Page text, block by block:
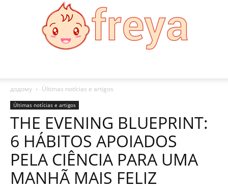
додому
Últimas notícias e artigos
Últimas notícias e artigos
THE EVENING BLUEPRINT:
6 HÁBITOS APOIADOS
PELA CIÊNCIA PARA UMA
MANHÃ MAIS FELIZ